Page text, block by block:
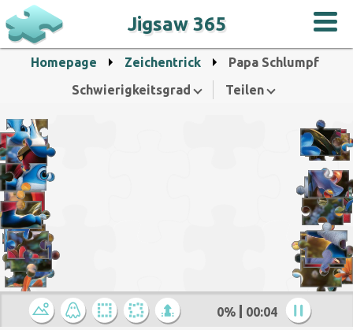
Jigsaw 365
Homepage Zeichentrick
Papa Schlumpf
Schwierigkeitsgrad
Teilen
0% 00:05